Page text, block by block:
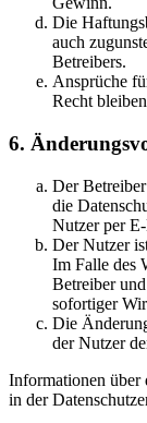
Die
auch
Betreibers.
Ansprüche
Recht
6.
Der
die
Nutzer per
Der Nutzer
Im Falle des
Betreiber
sofortiger
Die
der Nutzer
Informationen über
in der